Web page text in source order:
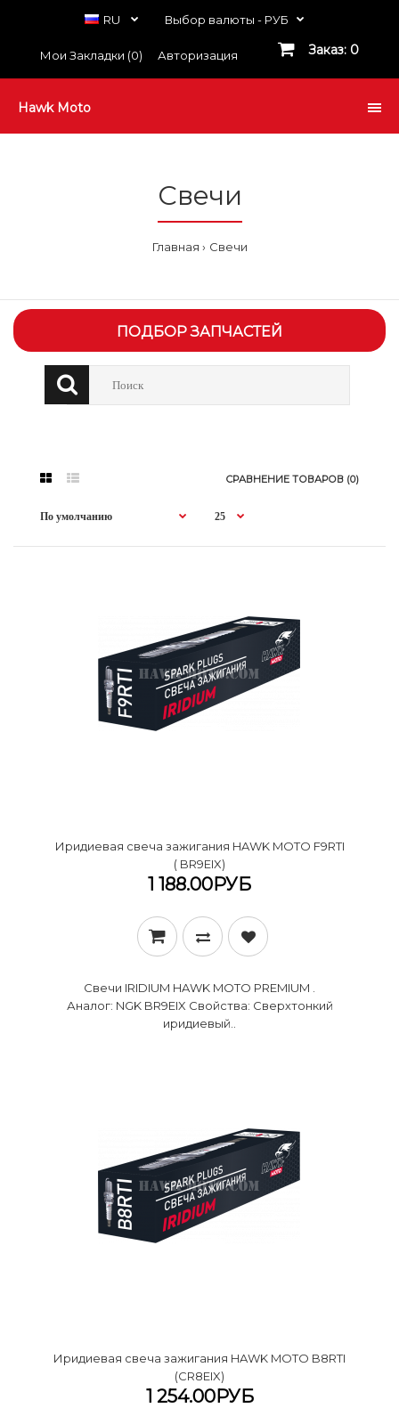
RU Выбор валюты - РУБ
Мои Закладки (0) Авторизация Заказ: 0
Hawk Moto
Свечи
Главная Свечи
ПОДБОР ЗАПЧАСТЕЙ
СРАВНЕНИЕ ТОВАРОВ (0)
Иридиевая свеча зажигания HAWK MOTO F9RTI
( BR9EIX)
1 188.00РУБ
Свечи IRIDIUM HAWK MOTO PREMIUM .
Аналог: NGK BR9EIX Свойства: Сверхтонкий
иридиевый..
Иридиевая свеча зажигания HAWK MOTO B8RTI
(CR8EIX)
1 254.00РУБ